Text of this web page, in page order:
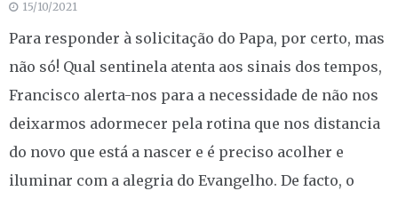
15/10/2021
Para responder à solicitação do Papa, por certo, mas
não só! Qual sentinela atenta aos sinais dos tempos,
Francisco alerta-nos para a necessidade de não nos
deixarmos adormecer pela rotina que nos distancia
do novo que está a nascer e é preciso acolher e
iluminar com a alegria do Evangelho. De facto, o